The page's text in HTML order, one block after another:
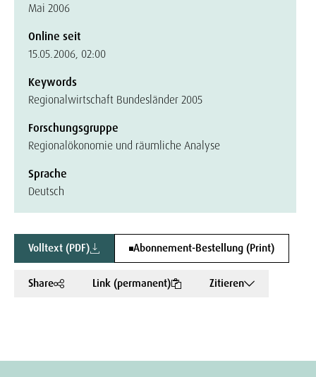
Mai 2006
Online seit
15.05.2006, 02:00
Keywords
Regionalwirtschaft Bundesländer 2005
Forschungsgruppe
Regionalökonomie und räumliche Analyse
Sprache
Deutsch
Volltext (PDF) Abonnement-Bestellung (Print)
Share Link (permanent) Zitieren